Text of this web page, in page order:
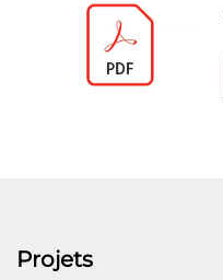
Projets